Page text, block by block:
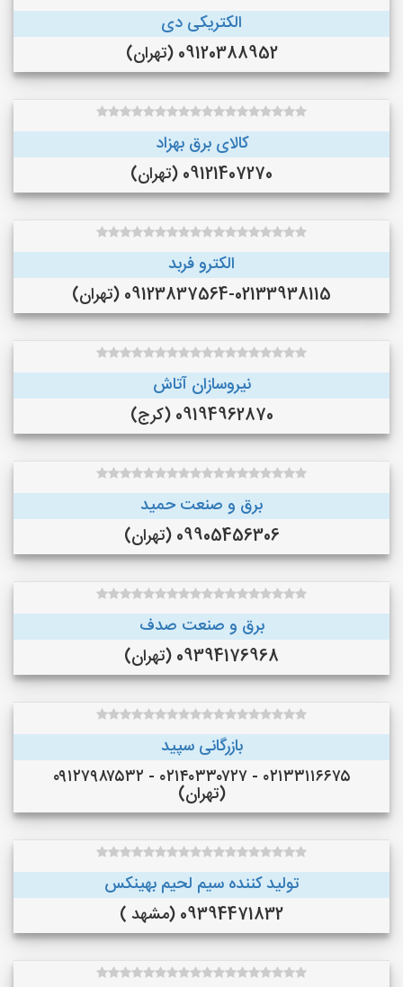
الکتریکی دی
09120388952 (تهران)
کالای برق بهزاد
09121407270 (تهران)
الکترو فربد
09123837564-02133938115 (تهران)
نیروسازان آتاش
09194962870 (کرج)
برق و صنعت حمید
09905456306 (تهران)
برق و صنعت صدف
09394176968 (تهران)
بازرگانی سپید
۰۲۱۳۳۱۱۶۶۷۵ - ۰۲۱۴۰۳۳۰۷۲۷ - ۰۹۱۲۷۹۸۷۵۳۲
(تهران)
تولید کننده سیم لحیم بهینکس
09394471832 (مشهد )